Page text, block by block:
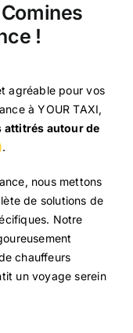
!
agréable pour vos
à YOUR TAXI,
attitrés autour de
.
nous mettons
de solutions de
Notre
chauffeurs
un voyage serein